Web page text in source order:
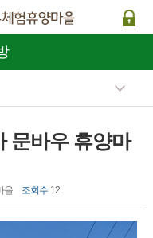
문바우 휴양마
을 조회수 12